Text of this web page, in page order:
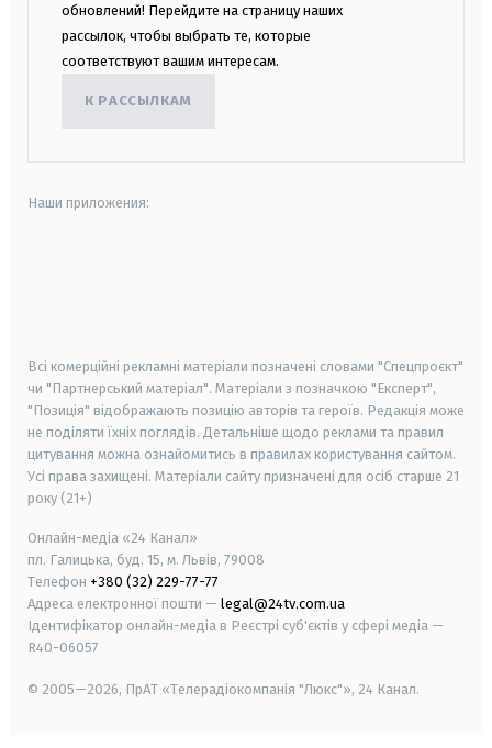
обновлений! Перейдите на страницу наших
рассылок, чтобы выбрать те, которые
соответствуют вашим интересам.
К РАССЫЛКАМ
Наши приложения:
Всі комерційні рекламні матеріали позначені словами "Спецпроєкт"
чи "Партнерський матеріал". Матеріали з позначкою "Експерт",
"Позиція" відображають позицію авторів та героїв. Редакція може
не поділяти їхніх поглядів. Детальніше щодо реклами та правил
цитування можна ознайомитись в правилах користування сайтом.
Усі права захищені. Матеріали сайту призначені для осіб старше 21
року (21+)
Онлайн-медіа «24 Канал»
пл. Галицька, буд. 15, м. Львів, 79008
Телефон +380 (32) 229-77-77
Адреса електронної пошти — legal@24tv.com.ua
Ідентифікатор онлайн-медіа в Реєстрі суб'єктів у сфері медіа —
R40-06057
© 2005—2026, ПрАТ «Телерадіокомпанія "Люкс"», 24 Канал.